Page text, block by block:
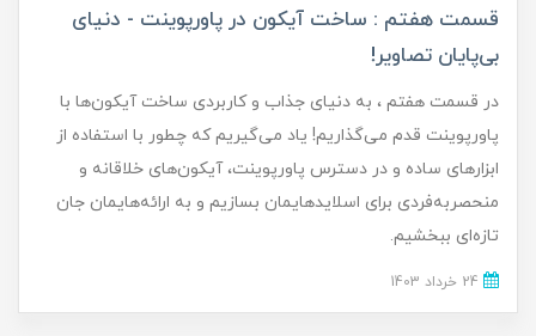
قسمت هفتم : ساخت آیکون در پاورپوینت - دنیای
بی‌پایان تصاویر!
در قسمت هفتم ، به دنیای جذاب و کاربردی ساخت آیکون‌ها با
پاورپوینت قدم می‌گذاریم! یاد می‌گیریم که چطور با استفاده از
ابزارهای ساده و در دسترس پاورپوینت، آیکون‌های خلاقانه و
منحصر‌به‌فردی برای اسلایدهایمان بسازیم و به ارائه‌هایمان جان
تازه‌ای ببخشیم.